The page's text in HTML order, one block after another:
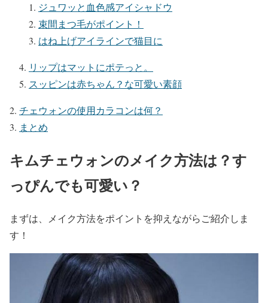
ジュワッと血色感アイシャドウ
束間まつ毛がポイント！
はね上げアイラインで猫目に
リップはマットにポテっと。
スッピンは赤ちゃん？な可愛い素顔
チェウォンの使用カラコンは何？
まとめ
キムチェウォンのメイク方法は？す
っぴんでも可愛い？
まずは、 メイク方法をポイントを抑えながらご紹介しま
す！